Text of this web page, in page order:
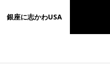
銀座に志かわUSA